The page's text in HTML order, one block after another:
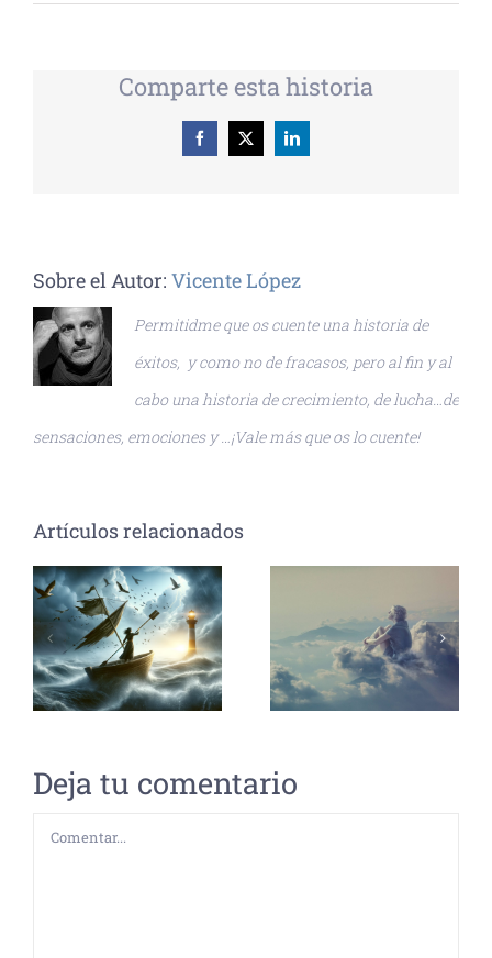
Comparte esta historia
Facebook
X LinkedIn
Sobre el Autor: Vicente López
Permitidme que os cuente una historia de
éxitos, y como no de fracasos, pero al fin y al
cabo una historia de crecimiento, de lucha…de
sensaciones, emociones y …¡Vale más que os lo cuente!
Artículos relacionados
Deja tu comentario
Comentar